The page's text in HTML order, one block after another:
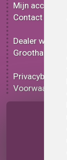
Mijn account
Contact
Dealer worden
Groothandel
Privacybeleid
Voorwaarden